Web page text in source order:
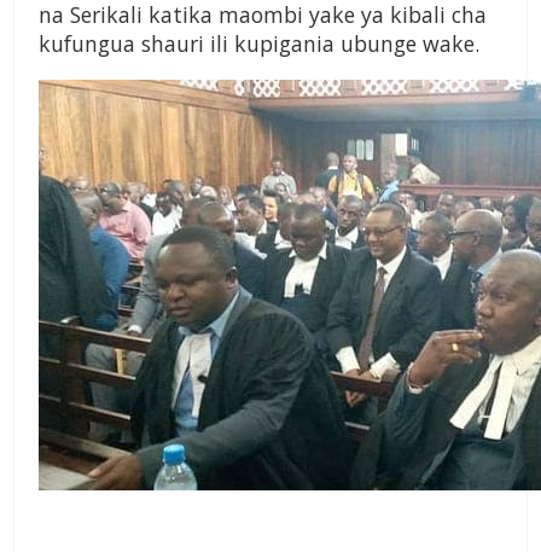
na Serikali katika maombi yake ya kibali cha
kufungua shauri ili kupigania ubunge wake.